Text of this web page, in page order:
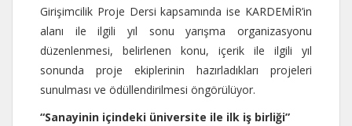
Girişimcilik Proje Dersi kapsamında ise KARDEMİR’in
alanı ile ilgili yıl sonu yarışma organizasyonu
düzenlenmesi, belirlenen konu, içerik ile ilgili yıl
sonunda proje ekiplerinin hazırladıkları projeleri
sunulması ve ödüllendirilmesi öngörülüyor.
“Sanayinin içindeki üniversite ile ilk iş birliği”